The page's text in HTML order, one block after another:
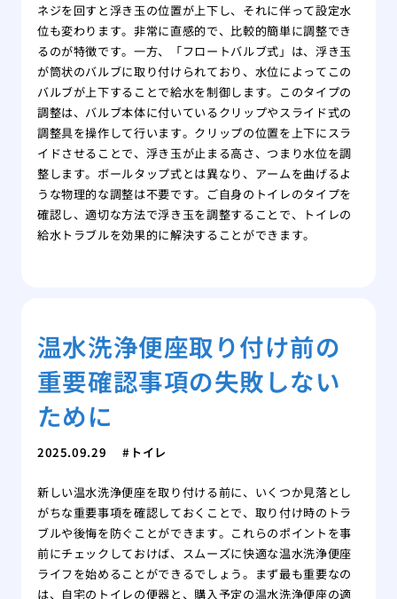
ネジを回すと浮き玉の位置が上下し、それに伴って設定水
位も変わります。非常に直感的で、比較的簡単に調整でき
るのが特徴です。一方、「フロートバルブ式」は、浮き玉
が筒状のバルブに取り付けられており、水位によってこの
バルブが上下することで給水を制御します。このタイプの
調整は、バルブ本体に付いているクリップやスライド式の
調整具を操作して行います。クリップの位置を上下にスラ
イドさせることで、浮き玉が止まる高さ、つまり水位を調
整します。ボールタップ式とは異なり、アームを曲げるよ
うな物理的な調整は不要です。ご自身のトイレのタイプを
確認し、適切な方法で浮き玉を調整することで、トイレの
給水トラブルを効果的に解決することができます。
温水洗浄便座取り付け前の
重要確認事項の失敗しない
ために
2025.09.29 トイレ
新しい温水洗浄便座を取り付ける前に、いくつか見落とし
がちな重要事項を確認しておくことで、取り付け時のトラ
ブルや後悔を防ぐことができます。これらのポイントを事
前にチェックしておけば、スムーズに快適な温水洗浄便座
ライフを始めることができるでしょう。まず最も重要なの
は、自宅のトイレの便器と、購入予定の温水洗浄便座の適